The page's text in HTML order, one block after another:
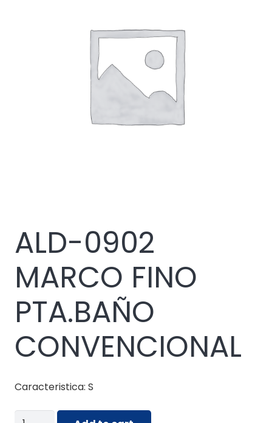
ALD-0902
MARCO FINO
PTA.BAÑO
CONVENCIONAL
Caracteristica: S
ALD-